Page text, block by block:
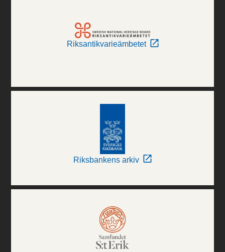
Riksantikvarieämbetet
Riksbankens arkiv